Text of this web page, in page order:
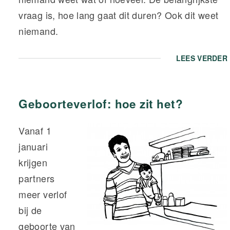
vraag is, hoe lang gaat dit duren? Ook dit weet
niemand.
LEES VERDER
Geboorteverlof: hoe zit het?
Vanaf 1
januari
krijgen
partners
meer verlof
bij de
geboorte van